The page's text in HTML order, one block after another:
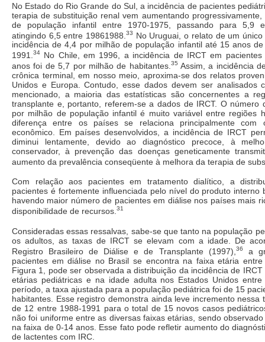
No Estado do Rio Grande do Sul, a incidência de pacientes
terapia de substituição renal vem aumentando
de população infantil entre 1970-1975, passando para 5,9
atingindo 6,5 entre 19861988.33
No Uruguai, o relato de um
incidência de 4,4 por milhão de população infantil até 15 anos
1991.
34
No Chile, em 1996, a incidência de IRCT em
anos foi de 5,7 por milhão de habitantes. 35 Assim, a incidência
crônica terminal, em nosso meio, aproxima-se dos relatos
Unidos e Europa. Contudo, esse dados devem ser analisados
mencionado, a maioria das estatísticas são concernentes a
transplante e, portanto, referem-se a dados de IRCT. O número
por milhão de população infantil é muito variável entre regiões
diferença entre os países se relaciona principalmente com
econômico. Em países desenvolvidos, a incidência de IRCT
diminui lentamente, devido ao diagnóstico precoce, à
conservador, à prevenção das doenças geneticamente
aumento da prevalência conseqüente à melhora da terapia de
Com relação aos pacientes em tratamento dialítico, a
pacientes é fortemente influenciada pelo nível do produto interno
havendo maior número de pacientes em diálise nos países mais
disponibilidade de recursos. 31
Consideradas essas ressalvas, sabe-se que tanto na população
os adultos, as taxas de IRCT se elevam com a idade. De
Registro Brasileiro de Diálise e de Transplante (1997), 36
a
pacientes em diálise no Brasil se encontra na faixa etária
Figura 1, pode ser observada a distribuição da incidência de
etárias pediátricas e na idade adulta nos Estados Unidos entre
período, a taxa ajustada para a população pediátrica foi de 15
habitantes. Esse registro demonstra ainda leve incremento nessa
de 12 entre 1988-1991 para o total de 15 novos casos
não foi uniforme entre as diversas faixas etárias, sendo
na faixa de 0-14 anos. Esse fato pode refletir aumento do
de lactentes com IRC.